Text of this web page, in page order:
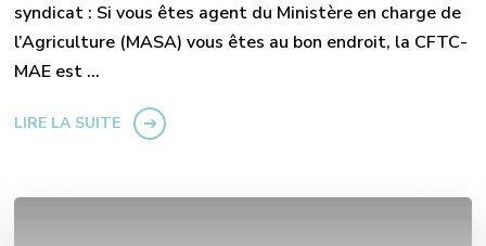
syndicat : Si vous êtes agent du Ministère en charge de
l’Agriculture (MASA) vous êtes au bon endroit, la CFTC-
MAE est …
LIRE LA SUITE